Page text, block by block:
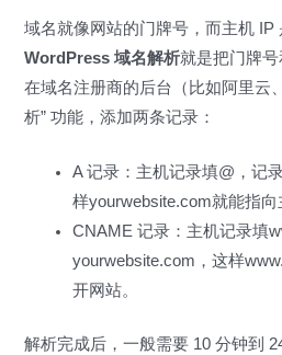
域名就像网站的门牌号，而主机 IP
WordPress 域名解析就是把门牌
在域名注册商的后台（比如阿里云
析” 功能，添加两条记录：
A 记录：主机记录填@，记
样yourwebsite.com就能指向
CNAME 记录：主机记录填
yourwebsite.com，这样
开网站。
解析完成后，一般需要 10 分钟到